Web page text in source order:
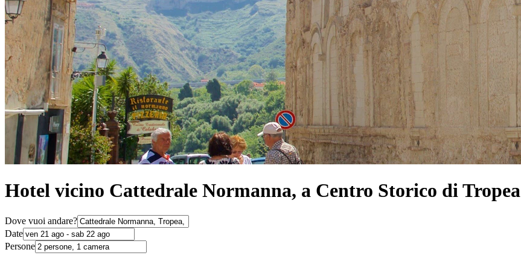
Hotel vicino Cattedrale Normanna, a Centro Storico di Tropea
Dove vuoi andare?
Date
Persone